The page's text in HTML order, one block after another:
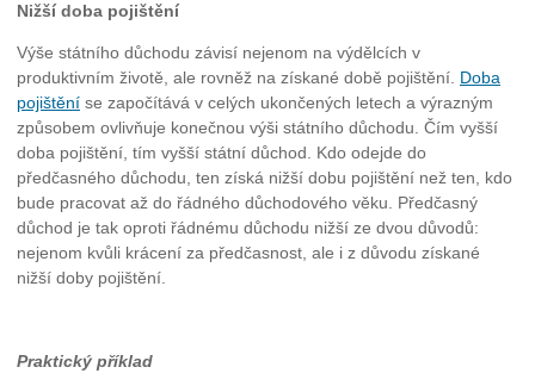
Nižší doba pojištění
Výše státního důchodu závisí nejenom na výdělcích v
produktivním životě, ale rovněž na získané době pojištění. Doba
pojištění se započítává v celých ukončených letech a výrazným
způsobem ovlivňuje konečnou výši státního důchodu. Čím vyšší
doba pojištění, tím vyšší státní důchod. Kdo odejde do
předčasného důchodu, ten získá nižší dobu pojištění než ten, kdo
bude pracovat až do řádného důchodového věku. Předčasný
důchod je tak oproti řádnému důchodu nižší ze dvou důvodů:
nejenom kvůli krácení za předčasnost, ale i z důvodu získané
nižší doby pojištění.
Praktický příklad